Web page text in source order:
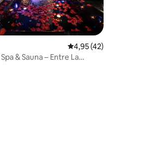
betyg, 7 omdömen
4,95 av 5 i
4,95 (42)
& Sauna – Entre La